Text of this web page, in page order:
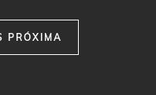
PRÓXIMA